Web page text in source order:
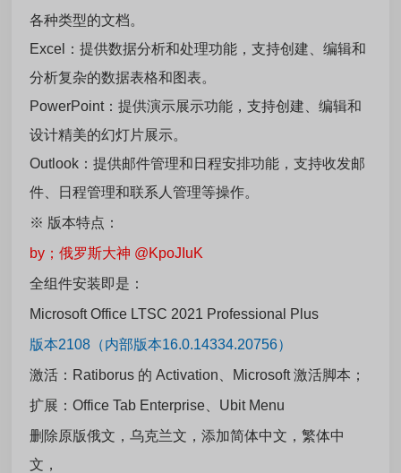
各种类型的文档。
Excel：提供数据分析和处理功能，支持创建、编辑和
分析复杂的数据表格和图表。
PowerPoint：提供演示展示功能，支持创建、编辑和
设计精美的幻灯片展示。
Outlook：提供邮件管理和日程安排功能，支持收发邮
件、日程管理和联系人管理等操作。
※ 版本特点：
by；俄罗斯大神 @KpoJIuK
全组件安装即是：
Microsoft Office LTSC 2021 Professional Plus
版本2108（内部版本16.0.14334.20756）
激活：Ratiborus 的 Activation、Microsoft 激活脚本；
扩展：Office Tab Enterprise、Ubit Menu
删除原版俄文，乌克兰文，添加简体中文，繁体中
文，